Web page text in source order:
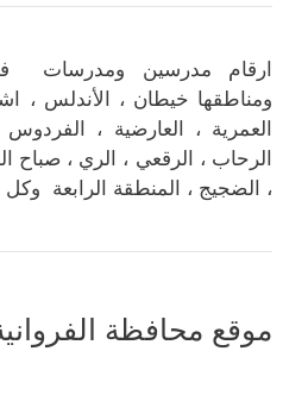
ارقام مدرسين ومدرسات
ومناطقها خيطان ، الأندلس ،
العمرية ، العارضية ،
الرحاب ، الرقعي ، الري ، صباح
، الضجيج ، المنطقة الرابعة
موقع محافظة